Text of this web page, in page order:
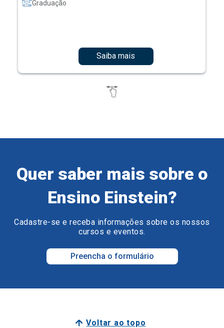
Graduação
Saiba mais
Quer saber mais sobre o
Ensino Einstein?
Cadastre-se e receba informações sobre os nossos
cursos e eventos.
Preencha o formulário
Voltar ao topo